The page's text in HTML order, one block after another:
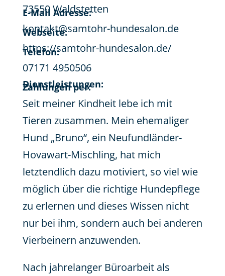
73550 Waldstetten
E-Mail Adresse:
kontakt@samtohr-hundesalon.de
Webseite:
https://samtohr-hundesalon.de/
Telefon:
07171 4950506
Dienstleistungen:
Zahlungen per:
Seit meiner Kindheit lebe ich mit
Tieren zusammen. Mein ehemaliger
Hund „Bruno“, ein Neufundländer-
Hovawart-Mischling, hat mich
letztendlich dazu motiviert, so viel wie
möglich über die richtige Hundepflege
zu erlernen und dieses Wissen nicht
nur bei ihm, sondern auch bei anderen
Vierbeinern anzuwenden.
Nach jahrelanger Büroarbeit als